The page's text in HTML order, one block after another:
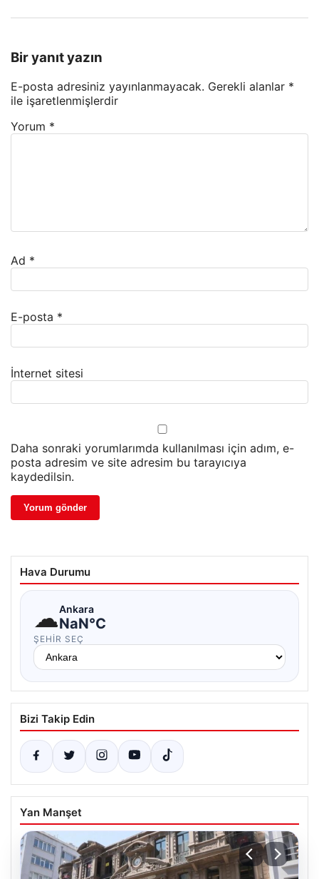
Bir yanıt yazın
E-posta adresiniz yayınlanmayacak. Gerekli alanlar *
ile işaretlenmişlerdir
Yorum *
Ad *
E-posta *
İnternet sitesi
Daha sonraki yorumlarımda kullanılması için adım, e-
posta adresim ve site adresim bu tarayıcıya
kaydedilsin.
Hava Durumu
☁Ankara
NaN°C
ŞEHIR SEÇ
Bizi Takip Edin
Yan Manşet